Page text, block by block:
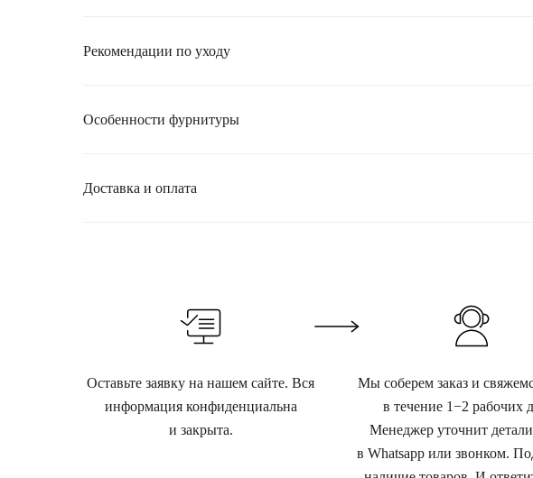
Рекомендации по уходу
Особенности фурнитуры
Доставка и оплата
Оставьте заявку на нашем сайте. Вся
информация конфиденциальна
и закрыта.
Мы соберем заказ и
в течение 1−2 рабочих
Менеджер уточнит детали
в Whatsapp или звонком.